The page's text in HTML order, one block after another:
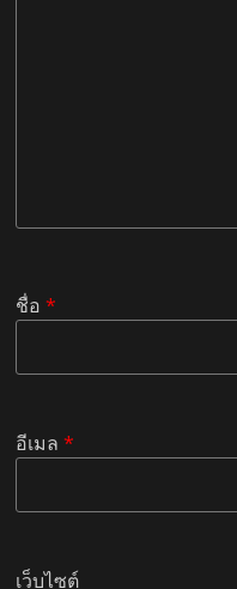
ชื่อ*
อีเมล*
เว็บไซต์